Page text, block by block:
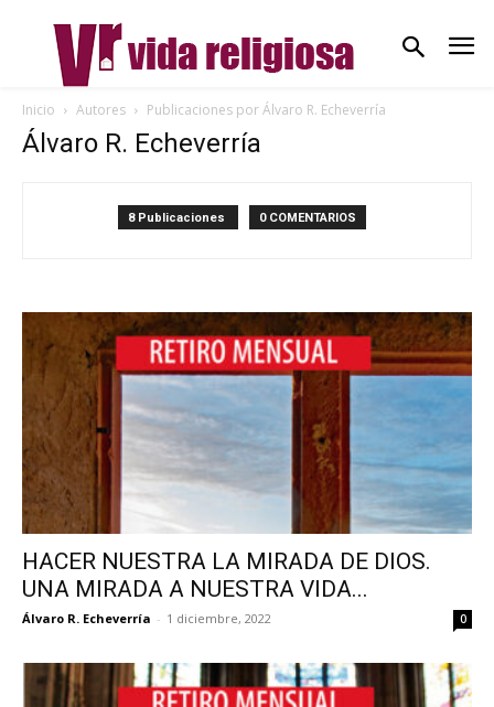
Inicio Autores Publicaciones por Álvaro R. Echeverría
Álvaro R. Echeverría
8 Publicaciones 0 COMENTARIOS
HACER NUESTRA LA MIRADA DE DIOS.
UNA MIRADA A NUESTRA VIDA...
Álvaro R. Echeverría - 1 diciembre, 2022 0